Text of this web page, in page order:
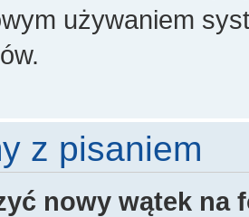
używaniem
z pisaniem
nowy wątek na